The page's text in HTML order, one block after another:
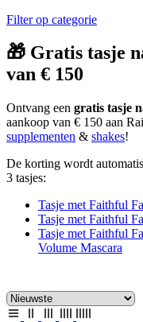
Filter op categorie
🎁 Gratis tasje
van € 150
Ontvang een gratis tasje
aankoop van € 150 aan
supplementen & shakes!
De korting wordt
3 tasjes:
Tasje met Faithful
Tasje met Faithful
Tasje met Faithful
Volume Mascara